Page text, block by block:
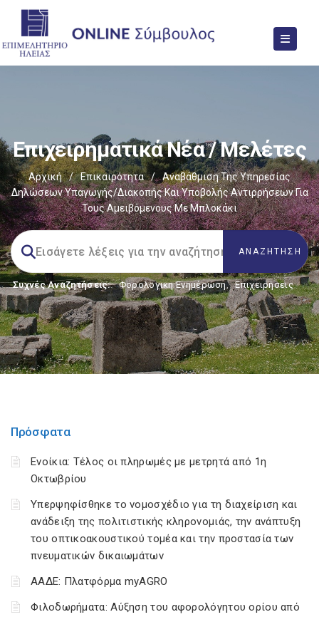
Επιχειρηματικά Νέα / Μελέτες
Αρχική / Επικαιρότητα /
Αναβάθμιση Της Υπηρεσίας
Δηλώσεων Υπαγωγής/διακοπής Και Υποβολής Αντιρρήσεων Για
Τους Αμειβόμενους Με Μπλοκάκι
Συχνές Αναζητήσεις: Φορολογικη Ενημέρωση, Επιχειρήσεις
Πρόσφατα
Ενοίκια: Τέλος οι πληρωμές με μετρητά από 1η
Οκτωβρίου
Υπερψηφίσθηκε το νομοσχέδιο για τη διαχείριση και
ανάδειξη της πολιτιστικής κληρονομιάς, την ανάπτυξη
του οπτικοακουστικού τομέα και την προστασία των
πνευματικών δικαιωμάτων
ΑΑΔΕ: Πλατφόρμα myAGRO
Φιλοδωρήματα: Αύξηση του αφορολόγητου ορίου από